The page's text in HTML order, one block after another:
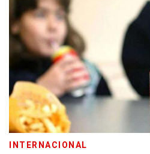
INTERNACIONAL